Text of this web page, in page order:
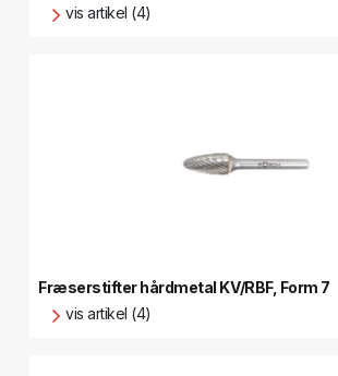
vis artikel (4)
Fræserstifter hårdmetal KV/RBF, Form 7
vis artikel (4)